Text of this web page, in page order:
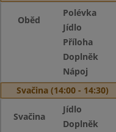
Oběd
Polévka
Jídlo
Příloha
Doplněk
Nápoj
Svačina (14:00 - 14:30)
Svačina
Jídlo
Doplněk